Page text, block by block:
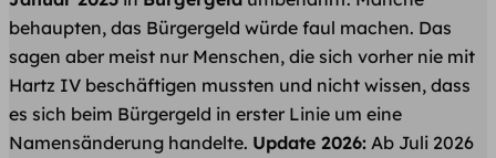
behaupten, das Bürgergeld würde faul machen. Das
sagen aber meist nur Menschen, die sich vorher nie mit
Hartz IV beschäftigen mussten und nicht wissen, dass
es sich beim Bürgergeld in erster Linie um eine
Namensänderung handelte. Update 2026: Ab Juli 2026